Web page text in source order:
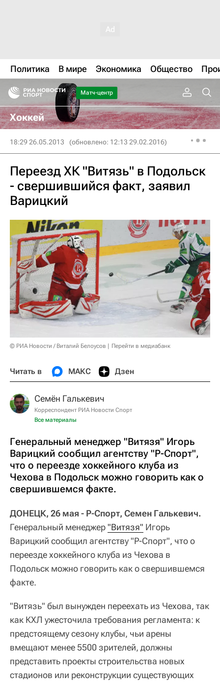
Политика В мире Экономика Общество
Матч-центр
Хоккей
18:29 26.05.2013 (обновлено: 12:13 29.02.2016)
Переезд ХК "Витязь" в Подольск
- свершившийся факт, заявил
Варицкий
© РИА Новости / Виталий Белоусов Перейти в медиабанк
Читать в МАКС Дзен
Семён Галькевич
Корреспондент РИА Новости Спорт
Все материалы
Генеральный менеджер "Витязя" Игорь
Варицкий сообщил агентству "Р-Спорт",
что о переезде хоккейного клуба из
Чехова в Подольск можно говорить как о
свершившемся факте.
ДОНЕЦК, 26 мая - Р-Спорт, Семен Галькевич.
Генеральный менеджер"Витязя" Игорь
Варицкий сообщил агентству "Р-Спорт", что о
переезде хоккейного клуба из Чехова в
Подольск можно говорить как о свершившемся
факте.
"Витязь" был вынужден переехать из Чехова, так
как КХЛ ужесточила требования регламента: к
предстоящему сезону клубы, чьи арены
вмещают менее 5500 зрителей, должны
представить проекты строительства новых
стадионов или реконструкции существующих